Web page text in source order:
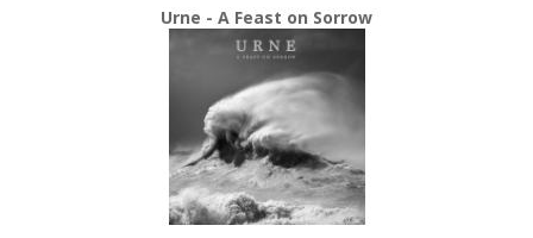
Urne - A Feast on Sorrow